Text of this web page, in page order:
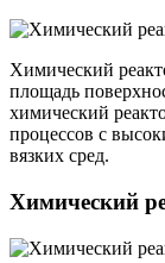
Химический
площадь
химический
процессов с
вязких сред.
Химический